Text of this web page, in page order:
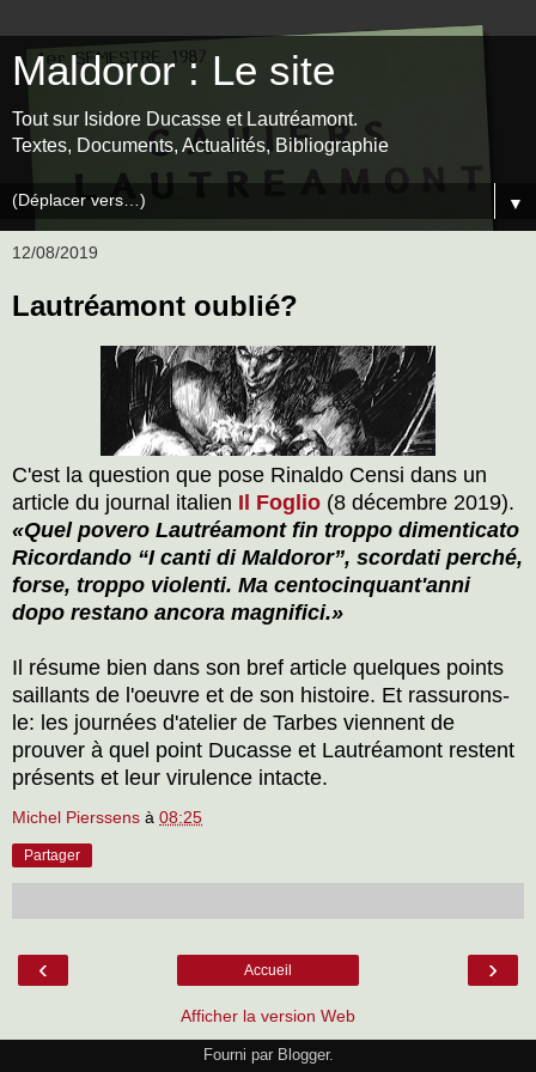
Maldoror : Le site
Tout sur Isidore Ducasse et Lautréamont.
Textes, Documents, Actualités, Bibliographie
▼
12/08/2019
Lautréamont oublié?
C'est la question que pose Rinaldo Censi dans un
article du journal italien Il Foglio (8 décembre 2019).
«Quel povero Lautréamont fin troppo dimenticato
Ricordando “I canti di Maldoror”, scordati perché,
forse, troppo violenti. Ma centocinquant'anni
dopo restano ancora magnifici.»
Il résume bien dans son bref article quelques points
saillants de l'oeuvre et de son histoire. Et rassurons-
le: les journées d'atelier de Tarbes viennent de
prouver à quel point Ducasse et Lautréamont restent
présents et leur virulence intacte.
Michel Pierssens à 08:25
Partager
‹ ›
Accueil
Afficher la version Web
Fourni par Blogger.